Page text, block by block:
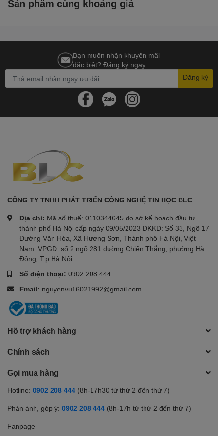
Sản phẩm cùng khoảng giá
Bạn muốn nhận khuyến mãi
đặc biệt? Đăng ký ngay.
Đăng ký
CÔNG TY TNHH PHÁT TRIỂN CÔNG NGHỆ TIN HỌC BLC
Địa chỉ: Mã số thuế: 0110344645 do sở kế hoạch đầu tư
thành phố Hà Nội cấp ngày 09/05/2023 ĐKKD: Số 33, Ngõ 17
Đường Văn Hóa, Xã Hương Sơn, Thành phố Hà Nội, Việt
Nam. VPGD: số 2 ngõ 281 đường Chiến Thắng, phường Hà
Đông, T.p Hà Nội.
Số điện thoại: 0902 208 444
Email: nguyenvu16021992@gmail.com
Hỗ trợ khách hàng
Chính sách
Gọi mua hàng
Hotline: 0902 208 444 (8h-17h30 từ thứ 2 đến thứ 7)
Phản ánh, góp ý: 0902 208 444 (8h-17h từ thứ 2 đến thứ 7)
Fanpage: